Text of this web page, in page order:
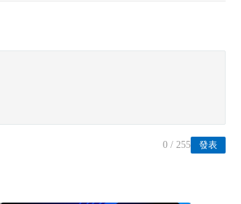
發表
0 / 255